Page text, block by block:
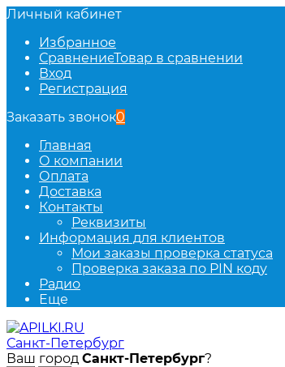
Личный кабинет
Избранное
СравнениеТовар в сравнении
Вход
Регистрация
Заказать звонок0
Главная
О компании
Оплата
Доставка
Контакты
Реквизиты
Информация для клиентов
Мои заказы проверка статуса
Проверка заказа по PIN коду
Радио
Еще
Санкт-Петербург
Ваш город Санкт-Петербург?